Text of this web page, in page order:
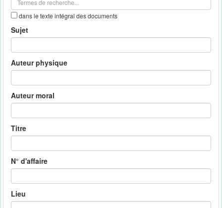
dans le texte intégral des documents
Sujet
Auteur physique
Auteur moral
Titre
N° d'affaire
Lieu